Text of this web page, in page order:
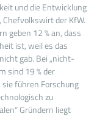
und die Entwicklung
Chefvolkswirt der KfW.
geben 12 % an, dass
ist, weil es das
gab. Bei „nicht-
sind 19 % der
führen Forschung
zu
Gründern liegt